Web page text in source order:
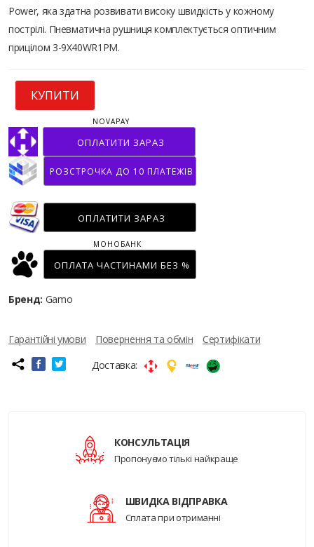
Power, яка здатна розвивати високу швидкість у кожному
пострілі. Пневматична рушниця комплектується оптичним
прицілом 3-9X40WR1PM.
КУПИТИ
ОПЛАТИТИ ЗАРАЗ
NOVAPAY
РОЗСТРОЧКА ДО 10 ПЛАТЕЖІВ
ОПЛАТИТИ ЗАРАЗ
ОПЛАТА ЧАСТИНАМИ БЕЗ %
МОНОБАНК
Бренд: Gamo
Гарантійні умови Повернення та обмін
Сертифікати
Доставка:
КОНСУЛЬТАЦІЯ
Пропонуємо тількі найкраще
ШВИДКА ВІДПРАВКА
Сплата при отриманні